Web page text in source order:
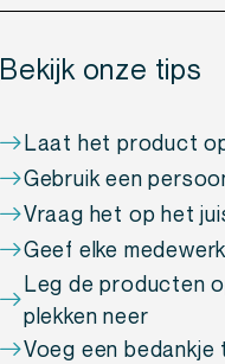
Bekijk onze tips
Laat het product
Gebruik een
Vraag het op het
Geef elke
Leg de producten
plekken neer
Voeg een bedankje